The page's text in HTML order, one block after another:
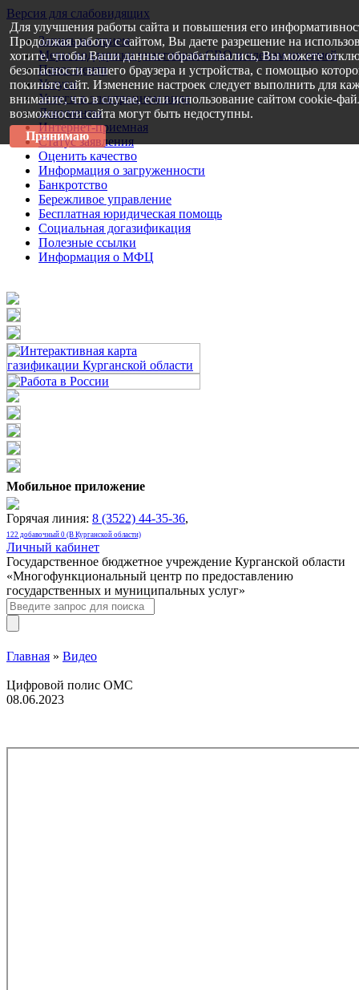
Версия для слабовидящих
Запись на прием
Меры поддержки участникам СВО и членам их семей
Пресс-центр
Услуги
Услуги в электронном виде
Документы
Интернет-приемная
Статус заявления
Оценить качество
Информация о загруженности
Банкротство
Бережливое управление
Бесплатная юридическая помощь
Социальная догазификация
Полезные ссылки
Информация о МФЦ
Мобильное приложение
Горячая линия: 8 (3522) 44-35-36,
122 добавочный 0 (В Курганской области)
Личный кабинет
Государственное бюджетное учреждение Курганской области
«Многофункциональный центр по предоставлению
государственных и муниципальных услуг»
Главная » Видео
Цифровой полис ОМС
08.06.2023
Для улучшения работы сайта и повышения его
Продолжая работу с сайтом, Вы даете разрешение на
хотите, чтобы Ваши данные обрабатывались, Вы можете
безопасности вашего браузера и устройства, с помощью
покиньте сайт. Изменение настроек следует выполнить для
внимание, что в случае, если использование сайтом cookie-
возможности сайта могут быть недоступны.
Принимаю